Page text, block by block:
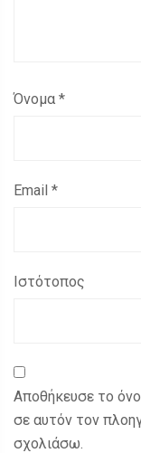
Όνομα *
Email *
Ιστότοπος
Αποθήκευσε το
σε αυτόν τον
σχολιάσω.